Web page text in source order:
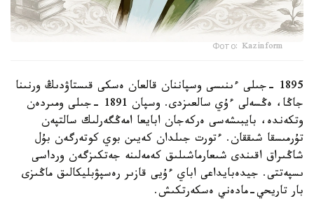
Фото: Kazinform
1895 -جىلى ءىنىسى وسپاننان قالعان ەسكى قىستاۋدىڭ ورنىنا
جاڭا، ەڭسەلى ءۇي سالعىزدى. وسپان 1891 -جىلى ومىردەن
وتكەندە، بايبىشەسى ەركەجان ابايعا امەڭگەرلىك سالتپەن
تۇرمىسقا شىققان. ءتورت جىلدان كەيىن بوي كوتەرگەن بۇل
شاڭىراق اقىندى شىعارماشىلىق كەمەلىنە جەتكىزگەن ورداسى
ىسپەتتى. جيدەبايداعى اباي ءۇيى قازىر رەسپۋبليكالىق ماڭىزى
بار تاريحي-مادەني ەسكەرتكىش.